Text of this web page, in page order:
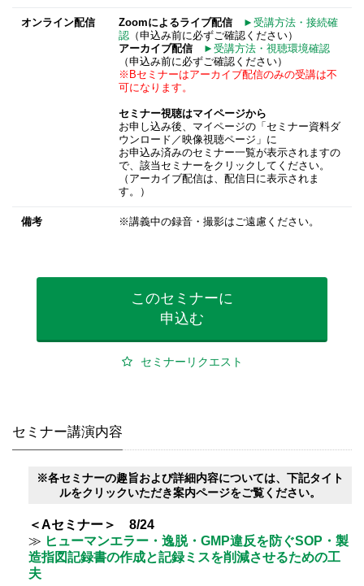
オンライン配信 Zoomによるライブ配信
►受講方法・接続確
認（申込み前に必ずご確認ください）
アーカイブ配信
►受講方法・視聴環境確認
（申込み前に必ずご確認ください）
※Bセミナーはアーカイブ配信のみの受講は不
可になります。
セミナー視聴はマイページから
お申し込み後、マイページの「セミナー資料ダ
ウンロード／映像視聴ページ」に
お申込み済みのセミナー一覧が表示されますの
で、該当セミナーをクリックしてください。
（アーカイブ配信は、配信日に表示されま
す。）
備考 ※講義中の録音・撮影はご遠慮ください。
このセミナーに
申込む
セミナーリクエスト
セミナー講演内容
※各セミナーの趣旨および詳細内容については、下記タイト
ルをクリックいただき案内ページをご覧ください。
＜Aセミナー＞ 8/24
≫ ヒューマンエラー・逸脱・GMP違反を防ぐSOP・製
造指図記録書の作成と記録ミスを削減させるための工
夫